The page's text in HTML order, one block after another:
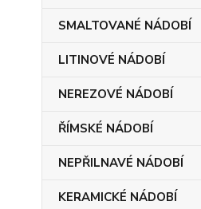
SMALTOVANÉ NÁDOBÍ
LITINOVÉ NÁDOBÍ
NEREZOVÉ NÁDOBÍ
ŘÍMSKÉ NÁDOBÍ
NEPŘILNAVÉ NÁDOBÍ
KERAMICKÉ NÁDOBÍ